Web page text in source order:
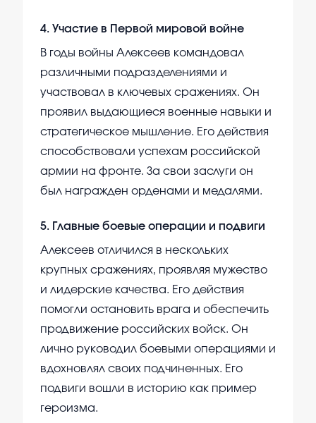
4. Участие в Первой мировой войне
В годы войны Алексеев командовал
различными подразделениями и
участвовал в ключевых сражениях. Он
проявил выдающиеся военные навыки и
стратегическое мышление. Его действия
способствовали успехам российской
армии на фронте. За свои заслуги он
был награжден орденами и медалями.
5. Главные боевые операции и подвиги
Алексеев отличился в нескольких
крупных сражениях, проявляя мужество
и лидерские качества. Его действия
помогли остановить врага и обеспечить
продвижение российских войск. Он
лично руководил боевыми операциями и
вдохновлял своих подчиненных. Его
подвиги вошли в историю как пример
героизма.